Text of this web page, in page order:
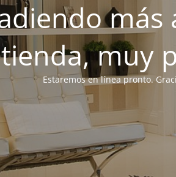
muy
Estaremos en línea pronto.